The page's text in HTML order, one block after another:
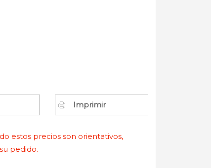
Imprimir
estos precios son orientativos,
pedido.